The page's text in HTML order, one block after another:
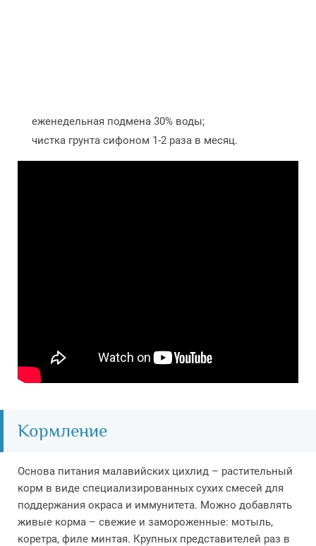
еженедельная подмена 30% воды;
чистка грунта сифоном 1-2 раза в месяц.
Кормление
Основа питания малавийских цихлид – растительный
корм в виде специализированных сухих смесей для
поддержания окраса и иммунитета. Можно добавлять
живые корма – свежие и замороженные: мотыль,
коретра, филе минтая. Крупных представителей раз в